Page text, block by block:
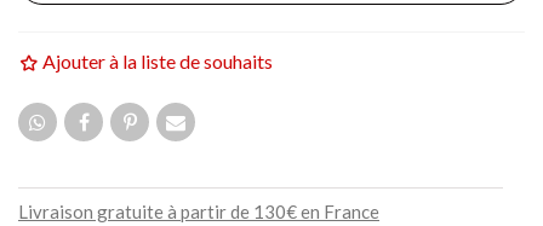
Ajouter à la liste de souhaits
Livraison gratuite à partir de 130€ en France